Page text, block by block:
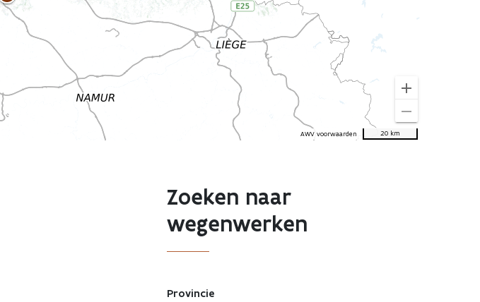
add
remove
AWV voorwaarden 20 km
Zoeken naar
wegenwerken
Provincie